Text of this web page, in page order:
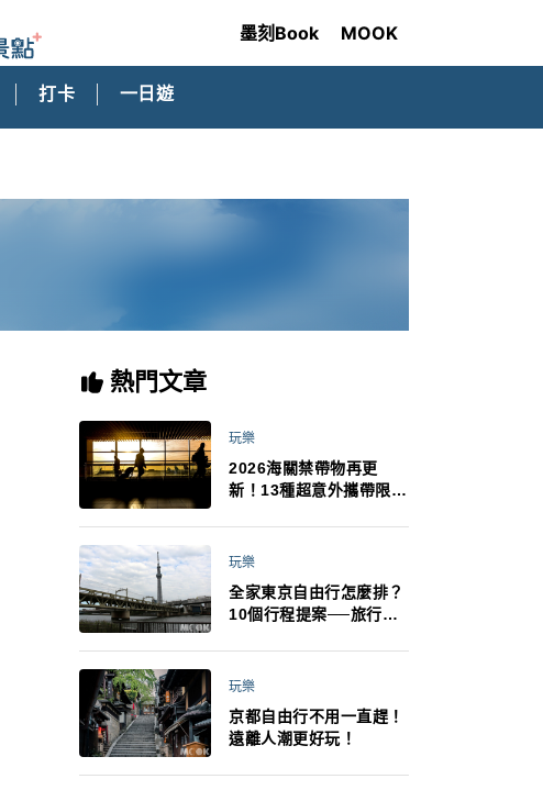
墨刻Book MOOK
打卡 一日遊
熱門文章
玩樂
2026海關禁帶物再更
新！13種超意外攜帶限
最高還罰百萬！注意事項
玩樂
全家東京自由行怎麼排？
10個行程提案──旅行不
法！
玩樂
京都自由行不用一直趕！
遠離人潮更好玩！